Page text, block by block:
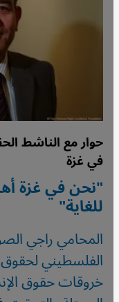
حوار مع الناشط
في غزة
"نحن في غزة
للغاية"
المحامي راجي
الفلسطيني
خروقات حقوق